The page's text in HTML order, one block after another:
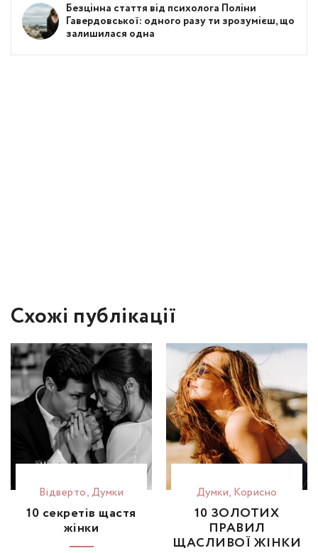
Безцінна стаття від психолога Поліни
Гавердовської: одного разу ти зрозумієш, що
залишилася одна
Схожі публікації
Відвертo,Думки
10 секретів щастя
жінки
Думки, Корисно
10 ЗОЛОТИХ
ПРАВИЛ
ЩАСЛИВОЇ ЖІНКИ